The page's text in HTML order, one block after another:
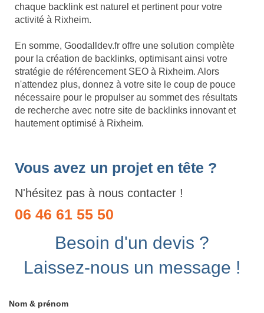
chaque backlink est naturel et pertinent pour votre
activité à Rixheim.
En somme, Goodalldev.fr offre une solution complète
pour la création de backlinks, optimisant ainsi votre
stratégie de référencement SEO à Rixheim. Alors
n'attendez plus, donnez à votre site le coup de pouce
nécessaire pour le propulser au sommet des résultats
de recherche avec notre site de backlinks innovant et
hautement optimisé à Rixheim.
Vous avez un projet en tête ?
N'hésitez pas à nous contacter !
06 46 61 55 50
Besoin d'un devis ?
Laissez-nous un message !
Nom & prénom